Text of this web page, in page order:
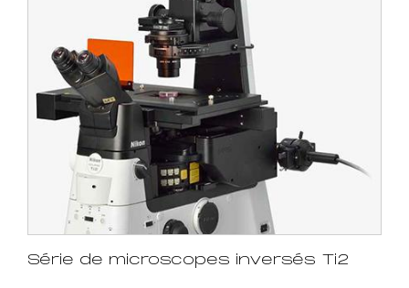
Série de microscopes inversés Ti2